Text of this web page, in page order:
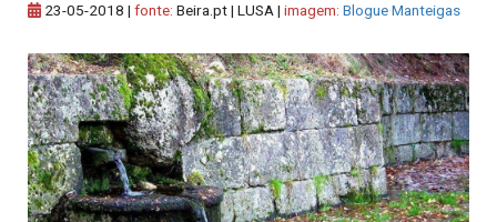
23-05-2018 | fonte: Beira.pt | LUSA | imagem: Blogue Manteigas